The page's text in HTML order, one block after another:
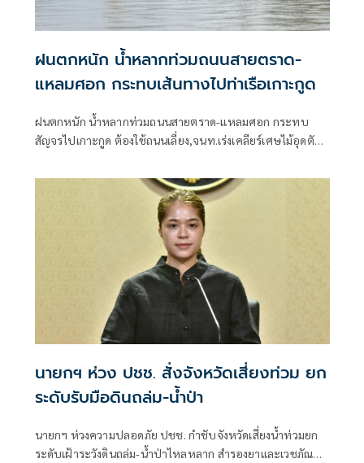
ฝนตกหนัก น้ำหลากท่วมถนนสายตราด-
แหลมศอก กระทบเส้นทางไปท่าเรือเกาะกูด
ฝนตกหนัก น้ำหลากท่วมถนนสายตราด-แหลมศอก กระทบ
สัญจรไปเกาะกูด ต้องใช้ถนนเลี่ยง,จนท.เร่งเคลียร์เศษไม้อุดตัน
นายกฯ ห่วง ปชช. สั่งจังหวัดเสี่ยงท่วม ยก
ระดับรับมือดินถล่ม-น้ำป่า
นายกฯ ห่วงความปลอดภัย ปชช. กำชับจังหวัดเสี่ยงน้ำท่วมยก
ระดับเฝ้าระวังดินถล่ม-น้ำป่าไหลหลาก สำรองยาและเวชภัณฑ์